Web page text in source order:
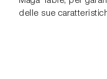
delle sue